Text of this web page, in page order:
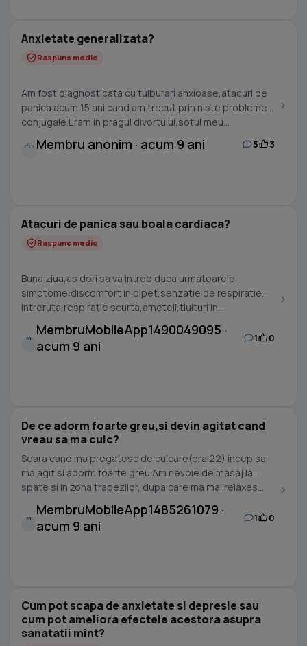
Anxietate generalizata?
Raspuns medic
Am fost diagnosticata cu tulburari anxioase,atacuri de
panica acum 15 ani cand am trecut prin niste probleme
conjugale.Eram in pragul divortului,sotul meu...
Membru anonim · acum 9 ani 5 3
Atacuri de panica sau boala cardiaca?
Raspuns medic
Buna ziua,as dori sa va intreb daca urmatoarele
simptome:discomfort in pipet,senzatie de respiratie
intreruta,respiratie scurta,ameteli,tiuituri in...
M
MembruMobileApp1490049095 ·
acum 9 ani
1 0
De ce adorm foarte greu,si devin agitat cand
vreau sa ma culc?
Seara cand ma pregatesc de culcare(ora 22) incep sa
ma agit si adorm foarte greu.Am nevoie de masaj la
spate si in zona trapezilor, dupa care ma mai relaxes...
M
MembruMobileApp1485261079 ·
acum 9 ani
1 0
Cum pot scapa de anxietate si depresie sau
cum pot ameliora efectele acestora asupra
sanatatii mint?